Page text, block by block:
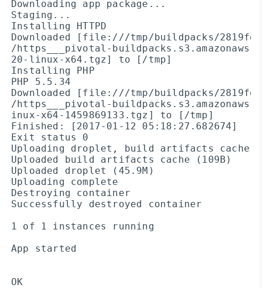
Downloading app package...
Staging...
Installing HTTPD
Downloaded [file:///tmp/buildpacks/
/https___pivotal-
20-linux-x64.tgz] to [/tmp]
Installing PHP
PHP 5.5.34
Downloaded [file:///tmp/buildpacks/
/https___pivotal-
inux-x64-1459869133.tgz] to [/tmp]
Finished: [2017-01-12 05:18:27.682674]
Exit status 0
Uploading droplet, build artifacts
Uploaded build artifacts cache (109B)
Uploaded droplet (45.9M)
Uploading complete
Destroying container
Successfully destroyed container
1 of 1 instances running
App started
OK